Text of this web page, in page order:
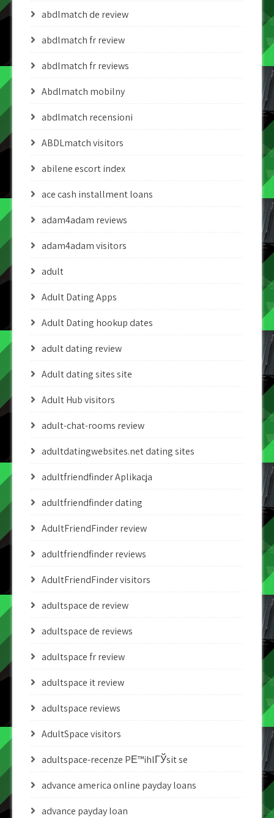
abdlmatch de review
abdlmatch fr review
abdlmatch fr reviews
Abdlmatch mobilny
abdlmatch recensioni
ABDLmatch visitors
abilene escort index
ace cash installment loans
adam4adam reviews
adam4adam visitors
adult
Adult Dating Apps
Adult Dating hookup dates
adult dating review
Adult dating sites site
Adult Hub visitors
adult-chat-rooms review
adultdatingwebsites.net dating sites
adultfriendfinder Aplikacja
adultfriendfinder dating
AdultFriendFinder review
adultfriendfinder reviews
AdultFriendFinder visitors
adultspace de review
adultspace de reviews
adultspace fr review
adultspace it review
adultspace reviews
AdultSpace visitors
adultspace-recenze PЕ™ihlГЎsit se
advance america online payday loans
advance payday loan